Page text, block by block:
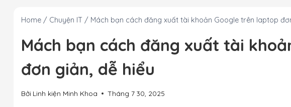
Home / Chuyện IT / Mách bạn cách đăng xuất tài khoản Google trên laptop
Mách bạn cách đăng xuất tài
đơn giản, dễ hiểu
Bởi Linh kiện Minh Khoa Tháng 7 30, 2025